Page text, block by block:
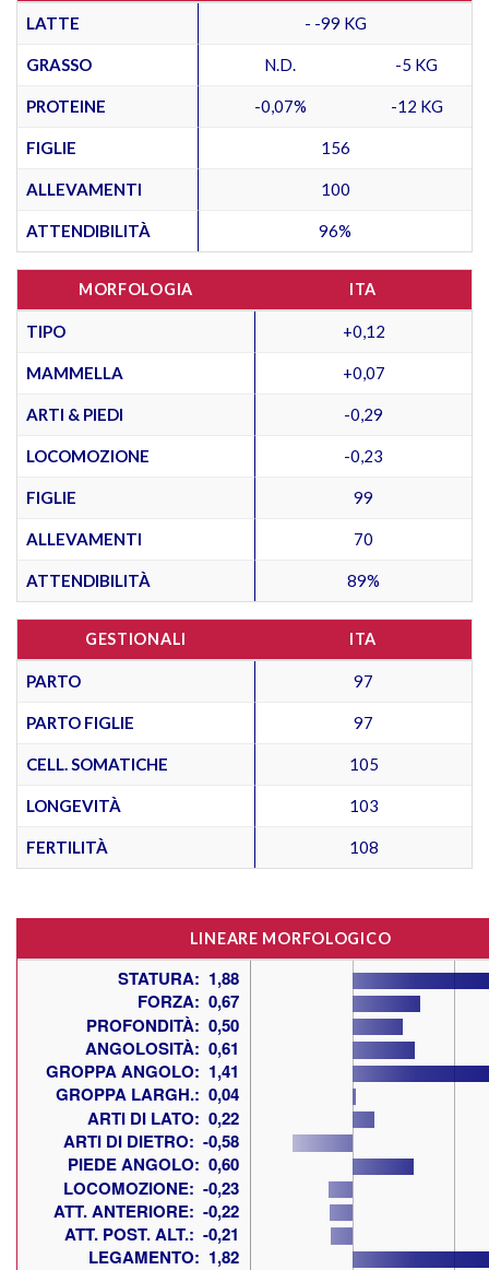
LATTE - -99 KG
GRASSO N.D. -5 KG
PROTEINE -0,07% -12 KG
FIGLIE 156
ALLEVAMENTI 100
ATTENDIBILITÀ 96%
MORFOLOGIA ITA
TIPO +0,12
MAMMELLA +0,07
ARTI & PIEDI -0,29
LOCOMOZIONE -0,23
FIGLIE 99
ALLEVAMENTI 70
ATTENDIBILITÀ 89%
GESTIONALI ITA
PARTO 97
PARTO FIGLIE 97
CELL. SOMATICHE 105
LONGEVITÀ 103
FERTILITÀ 108
LINEARE MORFOLOGICO